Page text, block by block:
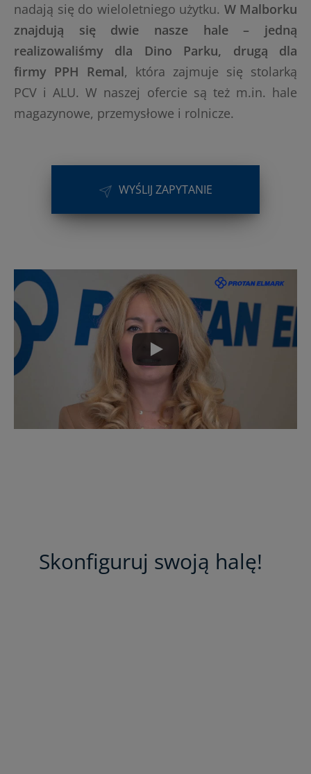
nadają się do wieloletniego użytku. W Malborku
znajdują się dwie nasze hale – jedną
realizowaliśmy dla Dino Parku, drugą dla
firmy PPH Remal, która zajmuje się stolarką
PCV i ALU. W naszej ofercie są też m.in. hale
magazynowe, przemysłowe i rolnicze.
WYŚLIJ ZAPYTANIE
Skonfiguruj swoją halę!